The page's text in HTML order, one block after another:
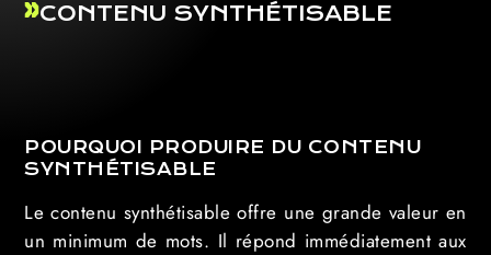
CONTENU SYNTHÉTISABLE
POURQUOI PRODUIRE DU CONTENU
SYNTHÉTISABLE
Le contenu synthétisable offre une grande valeur en
un minimum de mots. Il répond immédiatement aux